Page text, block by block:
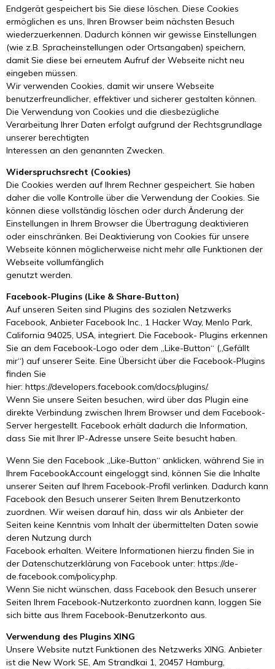
Endgerät gespeichert bis Sie diese löschen. Diese Cookies
ermöglichen es uns, Ihren Browser beim nächsten Besuch
wiederzuerkennen. Dadurch können wir gewisse Einstellungen
(wie z.B. Spracheinstellungen oder Ortsangaben) speichern,
damit Sie diese bei erneutem Aufruf der Webseite nicht neu
eingeben müssen.
Wir verwenden Cookies, damit wir unsere Webseite
benutzerfreundlicher, effektiver und sicherer gestalten können.
Die Verwendung von Cookies und die diesbezügliche
Verarbeitung Ihrer Daten erfolgt aufgrund der Rechtsgrundlage
unserer berechtigten
Interessen an den genannten Zwecken.
Widerspruchsrecht (Cookies)
Die Cookies werden auf Ihrem Rechner gespeichert. Sie haben
daher die volle Kontrolle über die Verwendung der Cookies. Sie
können diese vollständig löschen oder durch Änderung der
Einstellungen in Ihrem Browser die Übertragung deaktivieren
oder einschränken. Bei Deaktivierung von Cookies für unsere
Webseite können möglicherweise nicht mehr alle Funktionen der
Webseite vollumfänglich
genutzt werden.
Facebook-Plugins (Like & Share-Button)
Auf unseren Seiten sind Plugins des sozialen Netzwerks
Facebook, Anbieter Facebook Inc., 1 Hacker Way, Menlo Park,
California 94025, USA, integriert. Die Facebook- Plugins erkennen
Sie an dem Facebook-Logo oder dem „Like-Button“ („Gefällt
mir“) auf unserer Seite. Eine Übersicht über die Facebook-Plugins
finden Sie
hier: https://developers.facebook.com/docs/plugins/.
Wenn Sie unsere Seiten besuchen, wird über das Plugin eine
direkte Verbindung zwischen Ihrem Browser und dem Facebook-
Server hergestellt. Facebook erhält dadurch die Information,
dass Sie mit Ihrer IP-Adresse unsere Seite besucht haben.
Wenn Sie den Facebook „Like-Button“ anklicken, während Sie in
Ihrem FacebookAccount eingeloggt sind, können Sie die Inhalte
unserer Seiten auf Ihrem Facebook-Profil verlinken. Dadurch kann
Facebook den Besuch unserer Seiten Ihrem Benutzerkonto
zuordnen. Wir weisen darauf hin, dass wir als Anbieter der
Seiten keine Kenntnis vom Inhalt der übermittelten Daten sowie
deren Nutzung durch
Facebook erhalten. Weitere Informationen hierzu finden Sie in
der Datenschutzerklärung von Facebook unter: https://de-
de.facebook.com/policy.php.
Wenn Sie nicht wünschen, dass Facebook den Besuch unserer
Seiten Ihrem Facebook-Nutzerkonto zuordnen kann, loggen Sie
sich bitte aus Ihrem Facebook-Benutzerkonto aus.
Verwendung des Plugins XING
Unsere Website nutzt Funktionen des Netzwerks XING. Anbieter
ist die New Work SE, Am Strandkai 1, 20457 Hamburg,